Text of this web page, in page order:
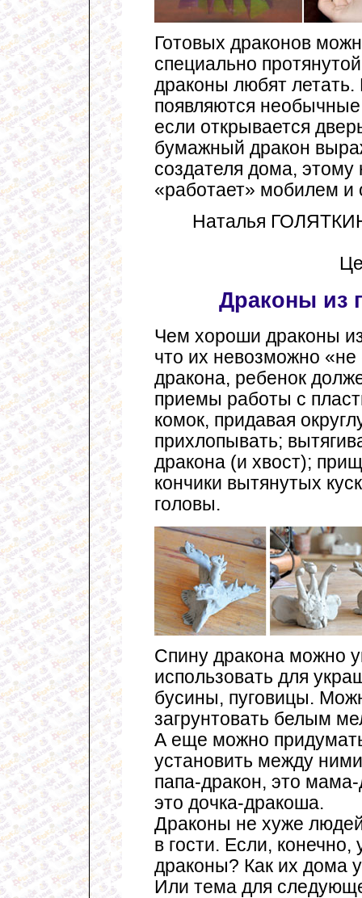
Готовых драконов
специально
драконы любят летать.
появляются
если открывается
бумажный дракон
создателя дома, этому
«работает» мобилем и
Наталья
Драконы из
Чем хороши драконы
что их невозможно
дракона, ребенок
приемы работы с
комок, придавая
прихлопывать;
дракона (и хвост);
кончики вытянутых
головы.
Спину дракона можно
использовать для
бусины, пуговицы.
загрунтовать белым
А еще можно
установить между
папа-дракон, это
это дочка-дракоша.
Драконы не хуже
в гости. Если,
драконы? Как их дома
Или тема для